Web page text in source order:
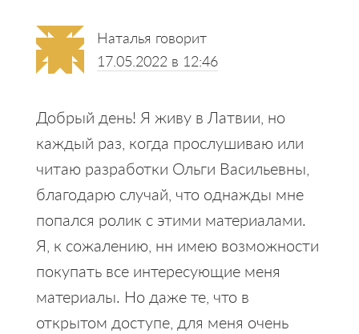
Reader
Interactions
Наталья говорит
17.05.2022 в 12:46
Добрый день! Я живу в Латвии, но
каждый раз, когда прослушиваю или
читаю разработки Ольги Васильевны,
благодарю случай, что однажды мне
попался ролик с этими материалами.
Я, к сожалению, нн имею возможности
покупать все интересующие меня
материалы. Но даже те, что в
открытом доступе, для меня очень